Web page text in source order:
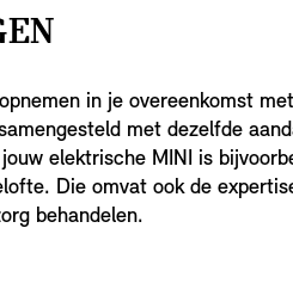
in je overeenkomst
met dezelfde
elektrische MINI is
Die omvat ook de
behandelen.